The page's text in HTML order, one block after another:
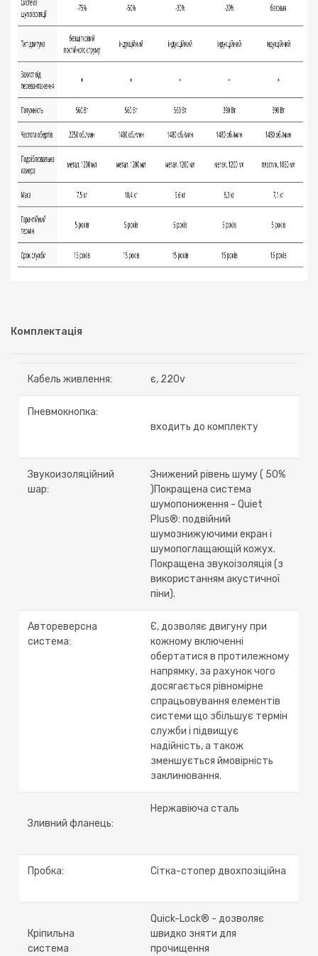
Комплектація
Кабель живлення: є, 220v
Пневмокнопка:
входить до комплекту
Звукоизоляційний
шар:
Знижений рівень шуму ( 50%
)Покращена система
шумопониження - Quiet
Plus®: подвійний
шумознижуючими екран і
шумопоглащающій кожух.
Покращена звукоізоляція (з
використанням акустичної
піни).
Автореверсна
система:
Є, дозволяє двигуну при
кожному включенні
обертатися в протилежному
напрямку, за рахунок чого
досягається рівномірне
спрацьовування елементів
системи що збільшує термін
служби і підвищує
надійність, а також
зменшується ймовірність
заклинювання.
Зливний фланець:
Нержавіюча сталь
Пробка: Сітка-стопер двохпозіційна
Кріпильна
система
Quick-Lock® - дозволяє
швидко зняти для
прочищення